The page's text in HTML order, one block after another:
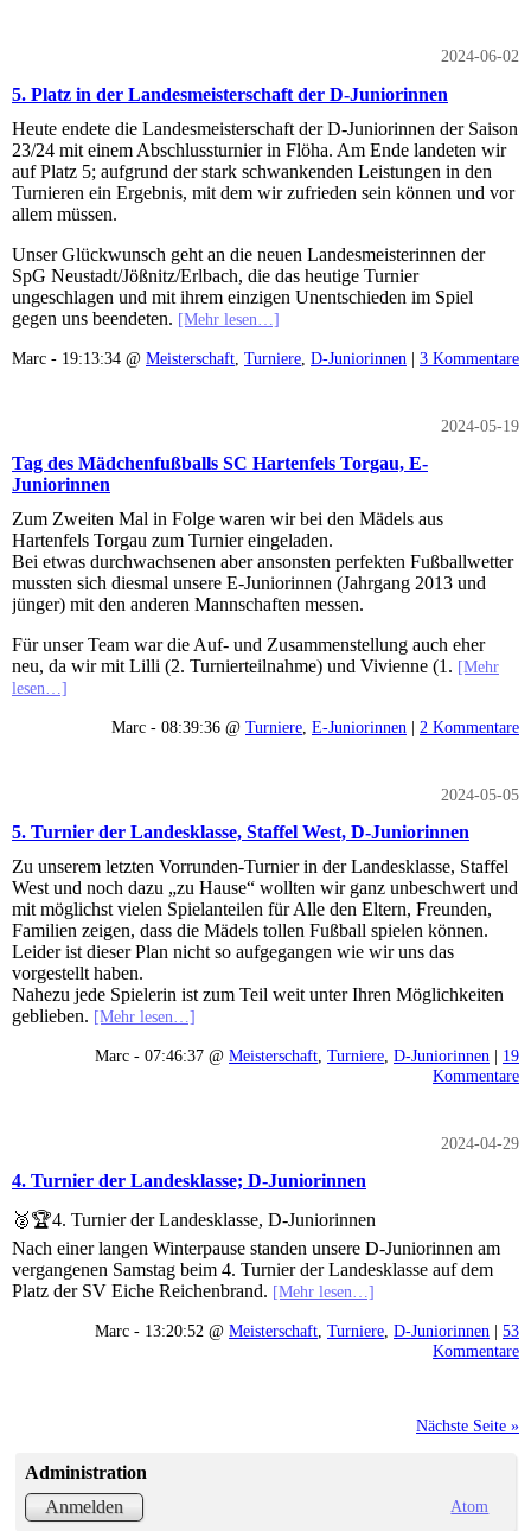
2024-06-02
5. Platz in der Landesmeisterschaft der D-Juniorinnen
Heute endete die Landesmeisterschaft der D-Juniorinnen der Saison
23/24 mit einem Abschlussturnier in Flöha. Am Ende landeten wir
auf Platz 5; aufgrund der stark schwankenden Leistungen in den
Turnieren ein Ergebnis, mit dem wir zufrieden sein können und vor
allem müssen.
Unser Glückwunsch geht an die neuen Landesmeisterinnen der
SpG Neustadt/Jößnitz/Erlbach, die das heutige Turnier
ungeschlagen und mit ihrem einzigen Unentschieden im Spiel
gegen uns beendeten. [Mehr lesen…]
Marc - 19:13:34 @ Meisterschaft Turniere D-Juniorinnen | 3 Kommentare
2024-05-19
Tag des Mädchenfußballs SC Hartenfels Torgau, E-
Juniorinnen
Zum Zweiten Mal in Folge waren wir bei den Mädels aus
Hartenfels Torgau zum Turnier eingeladen.
Bei etwas durchwachsenen aber ansonsten perfekten Fußballwetter
mussten sich diesmal unsere E-Juniorinnen (Jahrgang 2013 und
jünger) mit den anderen Mannschaften messen.
Für unser Team war die Auf- und Zusammenstellung auch eher
neu, da wir mit Lilli (2. Turnierteilnahme) und Vivienne (1. [Mehr
lesen…]
Marc - 08:39:36 @ Turniere E-Juniorinnen | 2 Kommentare
2024-05-05
5. Turnier der Landesklasse, Staffel West, D-Juniorinnen
Zu unserem letzten Vorrunden-Turnier in der Landesklasse, Staffel
West und noch dazu „zu Hause“ wollten wir ganz unbeschwert und
mit möglichst vielen Spielanteilen für Alle den Eltern, Freunden,
Familien zeigen, dass die Mädels tollen Fußball spielen können.
Leider ist dieser Plan nicht so aufgegangen wie wir uns das
vorgestellt haben.
Nahezu jede Spielerin ist zum Teil weit unter Ihren Möglichkeiten
geblieben. [Mehr lesen…]
Marc - 07:46:37 @ Meisterschaft, Turniere, D-Juniorinnen | 19
Kommentare
2024-04-29
4. Turnier der Landesklasse; D-Juniorinnen
🥈🏆4. Turnier der Landesklasse, D-Juniorinnen
Nach einer langen Winterpause standen unsere D-Juniorinnen am
vergangenen Samstag beim 4. Turnier der Landesklasse auf dem
Platz der SV Eiche Reichenbrand. [Mehr lesen…]
Marc - 13:20:52 @ Meisterschaft Turniere D-Juniorinnen | 53
Kommentare
Nächste Seite »
Administration
Anmelden
Atom